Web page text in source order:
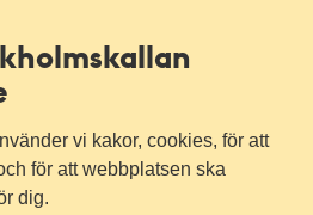
vi kakor, cookies, för att
för att webbplatsen ska
dig.